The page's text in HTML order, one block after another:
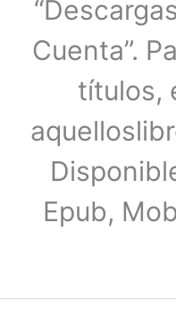
Cuenta”.
títulos,
Epub,